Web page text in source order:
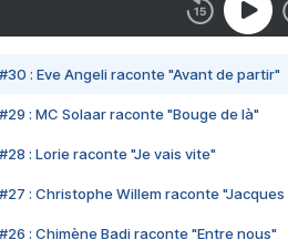
#30 : Eve Angeli raconte "Avant de partir"
#29 : MC Solaar raconte "Bouge de là"
#28 : Lorie raconte "Je vais vite"
#27 : Christophe Willem raconte "Jacques
#26 : Chimène Badi raconte "Entre nous"